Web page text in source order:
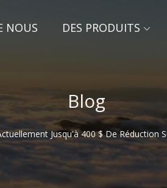
NOUS DES PRODUITS
Blog
Jusqu'à 400 $ De Réduction